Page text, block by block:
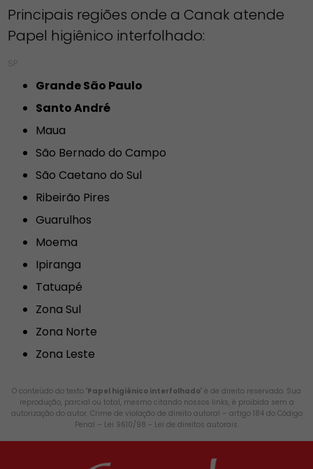
Principais regiões onde a Canak atende
Papel higiênico interfolhado:
SP
Grande São Paulo
Santo André
Maua
São Bernado do Campo
São Caetano do Sul
Ribeirão Pires
Guarulhos
Moema
Ipiranga
Tatuapé
Zona Sul
Zona Norte
Zona Leste
O conteúdo do texto "Papel higiênico interfolhado" é de direito reservado. Sua
reprodução, parcial ou total, mesmo citando nossos links, é proibida sem a
autorização do autor. Crime de violação de direito autoral – artigo 184 do Código
Penal – Lei 9610/98 - Lei de direitos autorais